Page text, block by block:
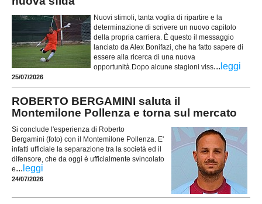
Nuovi stimoli, tanta voglia di ripartire e la
determinazione di scrivere un nuovo capitolo
della propria carriera. È questo il messaggio
lanciato da Alex Bonifazi, che ha fatto sapere di
essere alla ricerca di una nuova
opportunità.Dopo alcune stagioni viss... leggi
25/07/2026
ROBERTO BERGAMINI saluta il
Montemilone Pollenza e torna sul mercato
Si conclude l'esperienza di Roberto
Bergamini (foto) con il Montemilone Pollenza. E'
infatti ufficiale la separazione tra la società ed il
difensore, che da oggi è ufficialmente svincolato
e... leggi
24/07/2026